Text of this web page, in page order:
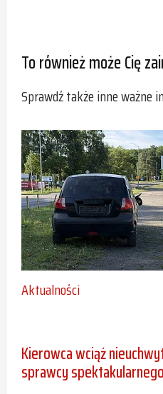
To również może Cię
Sprawdź także inne ważne
Aktualności
Kierowca wciąż
sprawcy